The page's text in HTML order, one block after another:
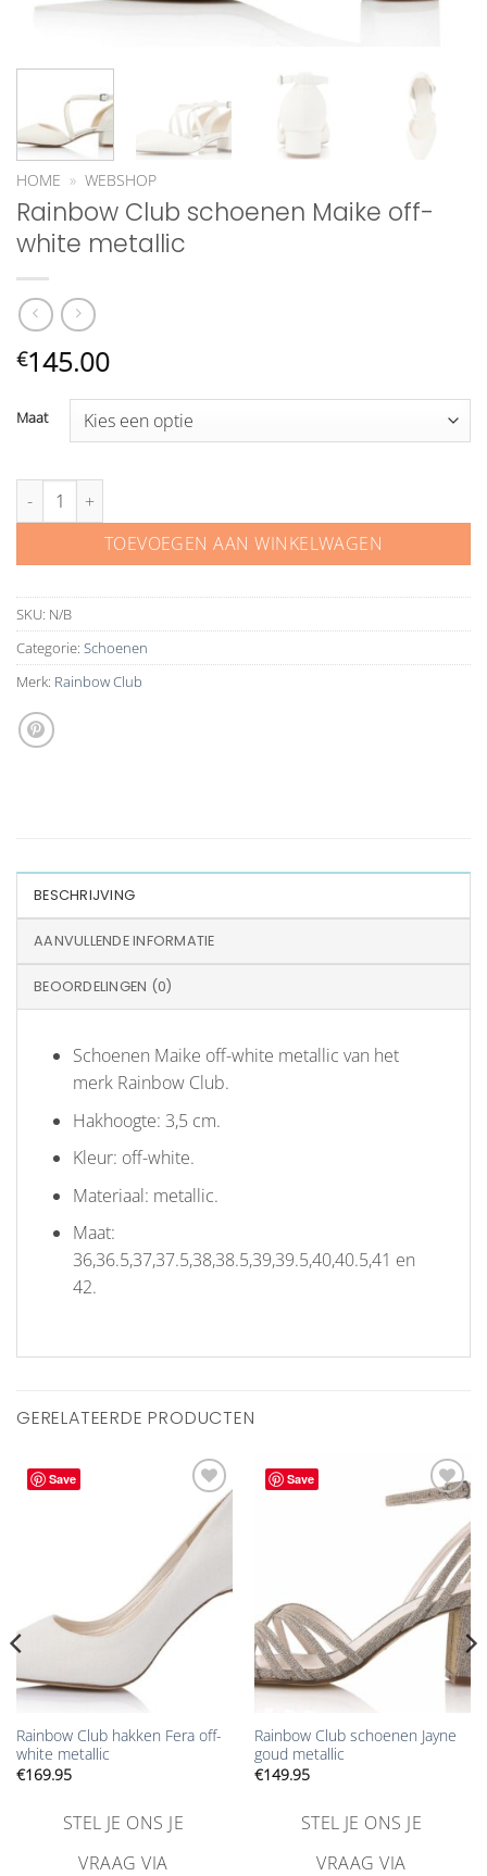
HOME » WEBSHOP
Rainbow Club schoenen Maike off-
white metallic
€145.00
Maat
Rainbow Club schoenen Maike off-white metallic aantal
TOEVOEGEN AAN WINKELWAGEN
SKU: N/B
Categorie: Schoenen
Merk: Rainbow Club
BESCHRIJVING
AANVULLENDE INFORMATIE
BEOORDELINGEN (0)
Schoenen Maike off-white metallic van het
merk Rainbow Club.
Hakhoogte: 3,5 cm.
Kleur: off-white.
Materiaal: metallic.
Maat:
36,36.5,37,37.5,38,38.5,39,39.5,40,40.5,41 en
42.
GERELATEERDE PRODUCTEN
Save
verlanglijst
toevoegen
Rainbow Club hakken Fera off-
white metallic
€169.95
STEL JE ONS JE
VRAAG VIA
Save
Aan
toevoegen
Rainbow Club schoenen Jayne
goud metallic
€149.95
STEL JE ONS JE
VRAAG VIA